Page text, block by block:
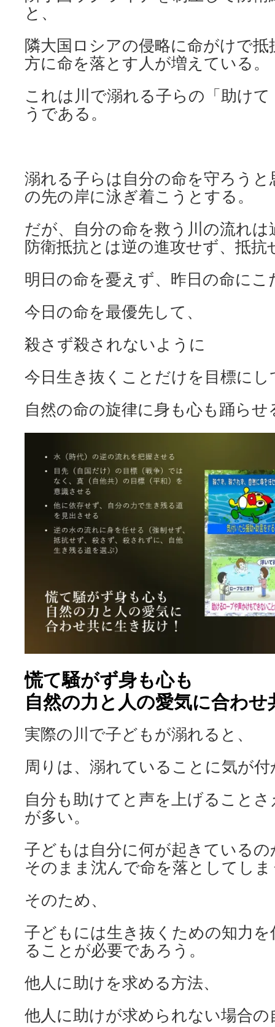
と、
隣大国ロシアの侵略に命がけで
方に命を落とす人が増えている。
これは川で溺れる子らの「助け
うである。
溺れる子らは自分の命を守ろう
の先の岸に泳ぎ着こうとする。
だが、自分の命を救う川の流れは
防衛抵抗とは逆の進攻せず、抵
明日の命を憂えず、昨日の命にこ
今日の命を最優先して、
殺さず殺されないように
今日生き抜くことだけを目標に
自然の命の旋律に身も心も踊ら
慌て騒がず身も心も
自然の力と人の愛気に合わ
実際の川で子どもが溺れると、
周りは、溺れていることに気が
自分も助けてと声を上げること
が多い。
子どもは自分に何が起きている
そのまま沈んで命を落としてし
そのため、
子どもには生き抜くための知力
ることが必要であろう。
他人に助けを求める方法、
他人に助けが求められない場合